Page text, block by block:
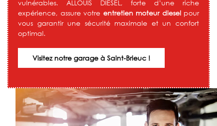
vulnérables. ALLOUIS DIESEL, forte d’une riche
expérience, assure votre entretien moteur diesel pour
vous garantir une sécurité maximale et un confort
optimal.
Visitez notre garage à Saint-Brieuc !